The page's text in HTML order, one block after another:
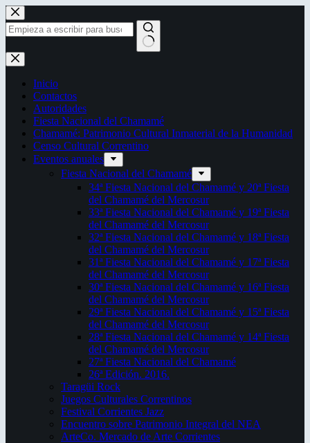
Saltar
al
contenido
Sin
resultados
Inicio
Contactos
Autoridades
Fiesta Nacional del Chamamé
Chamamé: Patrimonio Cultural Inmaterial de la Humanidad
Censo Cultural Correntino
Eventos anuales
Fiesta Nacional del Chamamé
34ª Fiesta Nacional del Chamamé y 20ª Fiesta
del Chamamé del Mercosur
33ª Fiesta Nacional del Chamamé y 19ª Fiesta
del Chamamé del Mercosur
32ª Fiesta Nacional del Chamamé y 18ª Fiesta
del Chamamé del Mercosur
31ª Fiesta Nacional del Chamamé y 17ª Fiesta
del Chamamé del Mercosur
30ª Fiesta Nacional del Chamamé y 16ª Fiesta
del Chamamé del Mercosur
29ª Fiesta Nacional del Chamamé y 15ª Fiesta
del Chamamé del Mercosur
28ª Fiesta Nacional del Chamamé y 14ª Fiesta
del Chamamé del Mercosur
27ª Fiesta Nacional del Chamamé
26ª Edición. 2016.
Taragüi Rock
Juegos Culturales Correntinos
Festival Corrientes Jazz
Encuentro sobre Patrimonio Integral del NEA
ArteCo. Mercado de Arte Corrientes